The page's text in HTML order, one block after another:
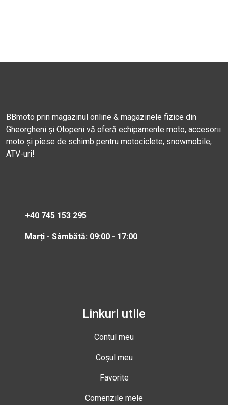
BBmoto prin magazinul online & magazinele fizice din
Gheorgheni și Otopeni vă oferă echipamente moto, accesorii
moto și piese de schimb pentru motociclete, snowmobile,
ATV-uri!
+40 745 153 295
Marți - Sâmbătă: 09:00 - 17:00
Linkuri utile
Contul meu
Coșul meu
Favorite
Comenzile mele